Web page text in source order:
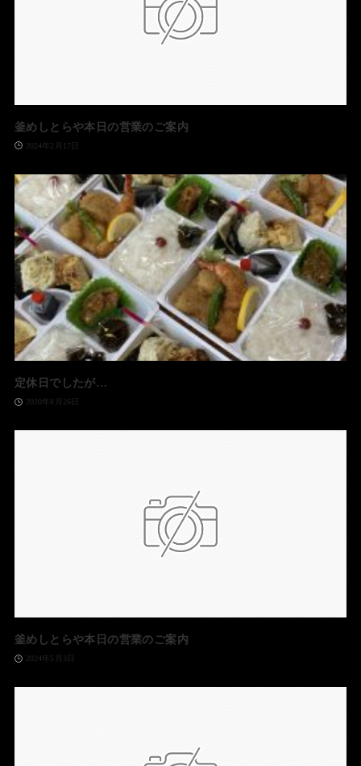
釜めしとらや本日の営業のご案内
2024年2月17日
定休日でしたが…
2020年8月26日
釜めしとらや本日の営業のご案内
2024年5月3日